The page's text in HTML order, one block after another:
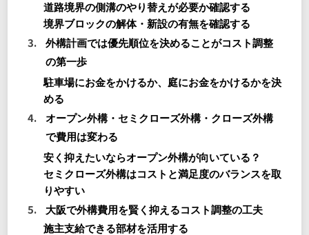
道路境界の側溝のやり替えが必要か確認する
境界ブロックの解体・新設の有無を確認する
外構計画では優先順位を決めることがコスト調整
の第一歩
駐車場にお金をかけるか、庭にお金をかけるかを決
める
オープン外構・セミクローズ外構・クローズ外構
で費用は変わる
安く抑えたいならオープン外構が向いている？
セミクローズ外構はコストと満足度のバランスを取
りやすい
大阪で外構費用を賢く抑えるコスト調整の工夫
施主支給できる部材を活用する